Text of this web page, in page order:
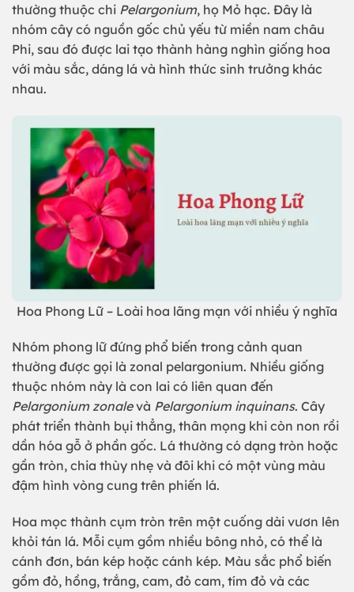
thường thuộc chi Pelargonium, họ Mỏ hạc. Đây là
nhóm cây có nguồn gốc chủ yếu từ miền nam châu
Phi, sau đó được lai tạo thành hàng nghìn giống hoa
với màu sắc, dáng lá và hình thức sinh trưởng khác
nhau.
Hoa Phong Lữ – Loài hoa lãng mạn với nhiều ý nghĩa
Nhóm phong lữ đứng phổ biến trong cảnh quan
thường được gọi là zonal pelargonium. Nhiều giống
thuộc nhóm này là con lai có liên quan đến
Pelargonium zonalevà Pelargonium inquinans. Cây
phát triển thành bụi thẳng, thân mọng khi còn non rồi
dần hóa gỗ ở phần gốc. Lá thường có dạng tròn hoặc
gần tròn, chia thùy nhẹ và đôi khi có một vùng màu
đậm hình vòng cung trên phiến lá.
Hoa mọc thành cụm tròn trên một cuống dài vươn lên
khỏi tán lá. Mỗi cụm gồm nhiều bông nhỏ, có thể là
cánh đơn, bán kép hoặc cánh kép. Màu sắc phổ biến
gồm đỏ, hồng, trắng, cam, đỏ cam, tím đỏ và các